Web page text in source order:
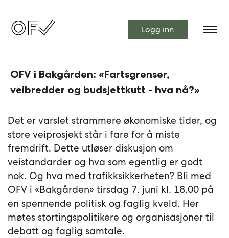
Logg inn
OFV i Bakgården: «Fartsgrenser,
veibredder og budsjettkutt - hva nå?»
Det er varslet strammere økonomiske tider, og
store veiprosjekt står i fare for å miste
fremdrift. Dette utløser diskusjon om
veistandarder og hva som egentlig er godt
nok. Og hva med trafikksikkerheten? Bli med
OFV i «Bakgården» tirsdag 7. juni kl. 18.00 på
en spennende politisk og faglig kveld. Her
møtes stortingspolitikere og organisasjoner til
debatt og faglig samtale.